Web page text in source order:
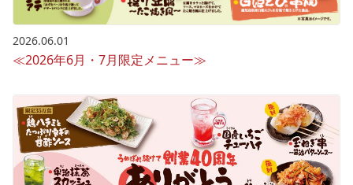
2026.06.01
≪2026年6月・7月限定メニュー≫